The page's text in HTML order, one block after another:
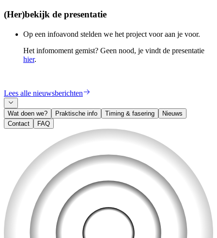
(Her)bekijk de presentatie
Op een infoavond stelden we het project voor aan je voor.
Het infomoment gemist? Geen nood, je vindt de presentatie
hier.
Lees alle nieuwsberichten
Wat doen we? Praktische info Timing & fasering
Nieuws
Contact
FAQ